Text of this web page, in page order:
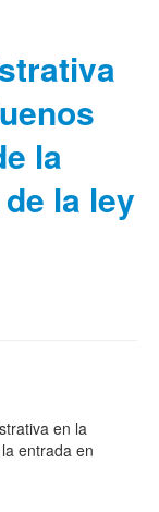
la
la ley
en la
entrada en